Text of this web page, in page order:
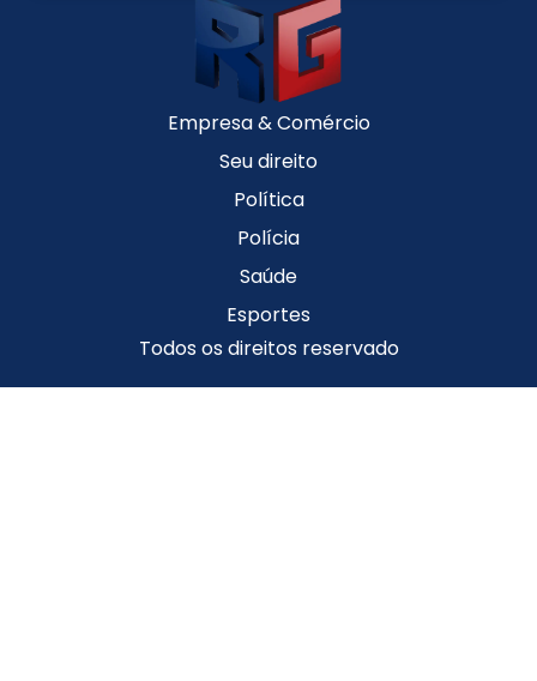
Empresa & Comércio
Seu direito
Política
Polícia
Saúde
Esportes
Todos os direitos reservado